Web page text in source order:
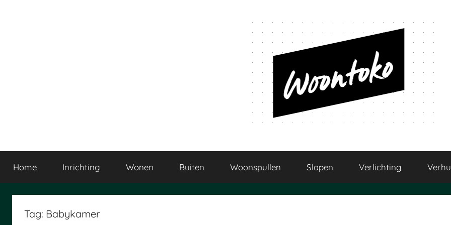
Woontoko
over
wonen
Home Inrichting Wonen Buiten Woonspullen Slapen Verlichting
Tag: Babykamer